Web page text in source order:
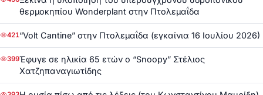
θερμοκηπίου Wonderplant στην Πτολεμαΐδα
421“Volt Cantine” στην Πτολεμαΐδα (εγκαίνια 16 Ιουλίου 2026)
399Έφυγε σε ηλικία 65 ετών ο “Snoopy” Στέλιος
Χατζηπαναγιωτίδης